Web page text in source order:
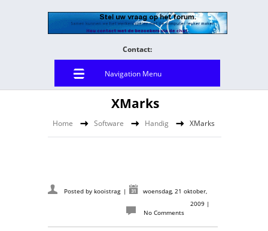
Contact:
Navigation Menu
Home Software Handig XMarks
XMarks
Posted by kooistrag |
woensdag, 21 oktober,
2009 |
No Comments